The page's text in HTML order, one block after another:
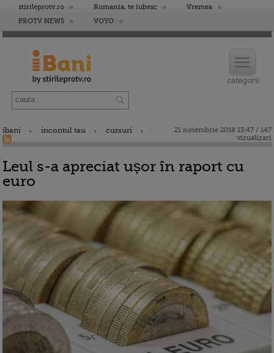
stirileprotv.ro Romania, te iubesc
Vremea
PROTV NEWS
VOYO
ibani incontul tau cursuri
21 noiembrie 2018 13:47 / 147
vizualizari
Leul s-a apreciat ușor în raport cu
euro